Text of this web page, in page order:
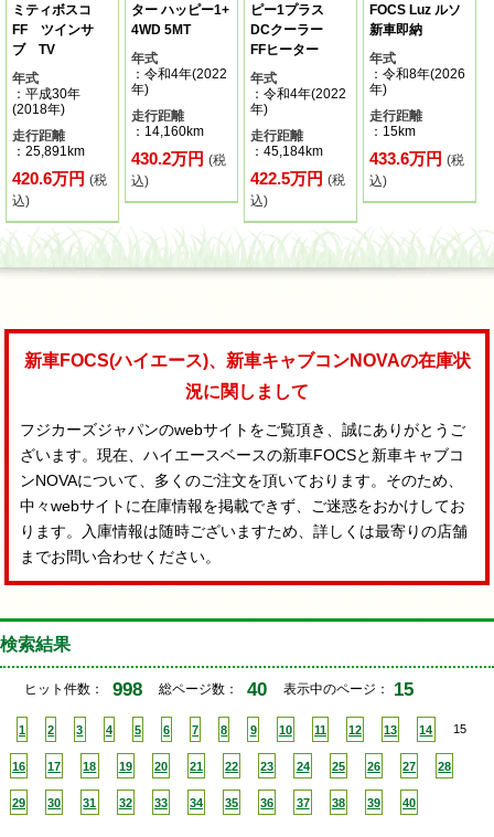
ミティボスコ
FF ツインサ
ブ TV
年式
：平成30年
(2018年)
走行距離
：25,891km
420.6万円 (税
込)
ター ハッピー1+
4WD 5MT
年式
：令和4年(2022
年)
走行距離
：14,160km
430.2万円(税
込)
ピー1プラス
DCクーラー
FFヒーター
年式
：令和4年(2022
年)
走行距離
：45,184km
422.5万円(税
込)
FOCS Luz ルソ
新車即納
年式
：令和8年(2026
年)
走行距離
：15km
433.6万円(税
込)
新車FOCS(ハイエース)、新車キャブコンNOVAの在庫状
況に関しまして
フジカーズジャパンのwebサイトをご覧頂き、誠にありがとうご
ざいます。現在、ハイエースベースの新車FOCSと新車キャブコ
ンNOVAについて、多くのご注文を頂いております。そのため、
中々webサイトに在庫情報を掲載できず、ご迷惑をおかけしてお
ります。入庫情報は随時ございますため、詳しくは最寄りの店舗
までお問い合わせください。
検索結果
ヒット件数： 998 総ページ数： 40 表示中のページ： 15
1 2 3 4 5 6 7 8 9 10 11 12 13 14 15
16 17 18 19 20 21 22 23 24 25 26 27 28
29 30 31 32 33 34 35 36 37 38 39 40